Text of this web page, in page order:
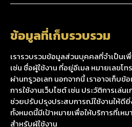
ข้อมูลที่เก็บรวบรวม
เรารวบรวมข้อมูลส่วนบุคคลที่จำเป็น
เช่น ชื่อผู้ใช้งาน ที่อยู่อีเมล หมายเลขโ
ผ่านทรูวอเลท นอกจากนี้ เราอาจเก็บ
การใช้งานเว็บไซต์ เช่น ประวัติการเล่น
ช่วยปรับปรุงประสบการณ์ใช้งานให้ดี
ทั้งหมดนี้มีเป้าหมายเพื่อให้บริการที่เห
สำหรับผู้ใช้งาน